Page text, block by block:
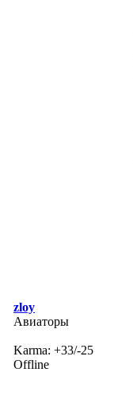
zloy
Авиаторы
Karma: +33/-25
Offline